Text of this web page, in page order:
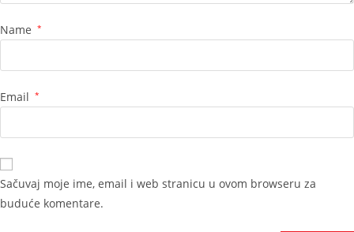
Name *
Email *
Sačuvaj moje ime, email i web stranicu u ovom browseru za
buduće komentare.